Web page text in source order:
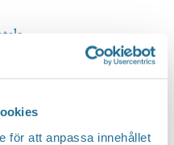
för att anpassa innehållet